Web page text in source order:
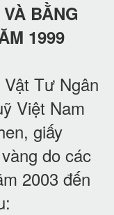
BẰNG
1999
Tư Ngân
Việt Nam
giấy
do các
2003 đến